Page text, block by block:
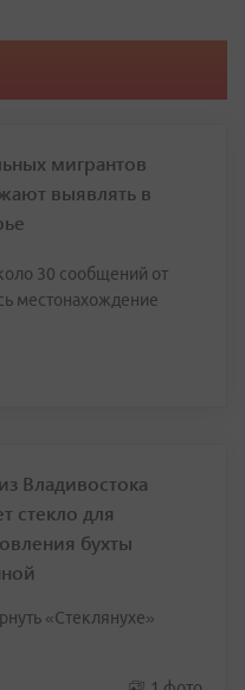
мигрантов
выявлять в
30 сообщений от
местонахождение
Владивостока
стекло для
бухты
«Стеклянухе»